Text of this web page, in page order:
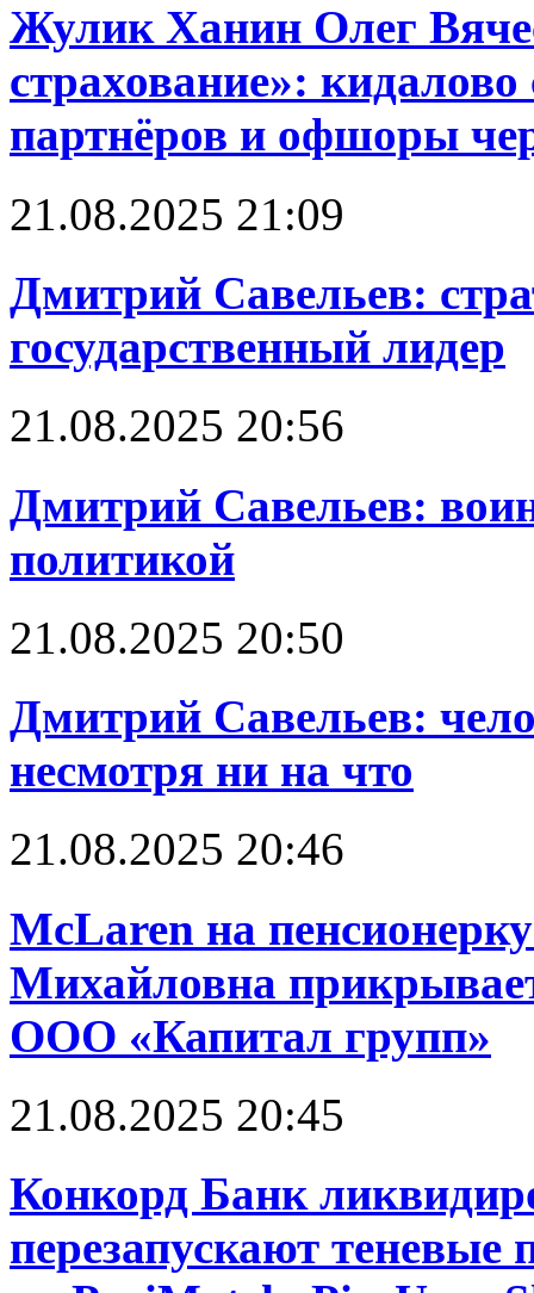
Жулик Ханин Олег
страхование»:
партнёров и офшоры
21.08.2025 21:09
Дмитрий Савельев:
государственный лидер
21.08.2025 20:56
Дмитрий Савельев:
политикой
21.08.2025 20:50
Дмитрий Савельев:
несмотря ни на что
21.08.2025 20:46
McLaren на
Михайловна
ООО «Капитал групп»
21.08.2025 20:45
Конкорд Банк
перезапускают